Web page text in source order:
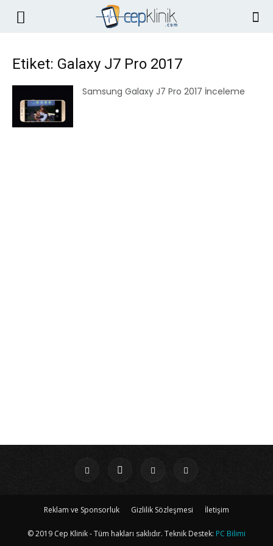
Etiket: Galaxy J7 Pro 2017
Samsung Galaxy J7 Pro 2017 İnceleme
Reklam ve Sponsorluk Gizlilik Sözleşmesi İletişim
© 2019 Cep Klinik - Tüm hakları saklıdır. Teknik Destek: PC Bilimi